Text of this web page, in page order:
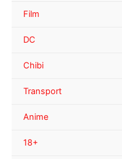
Film
DC
Chibi
Transport
Anime
18+